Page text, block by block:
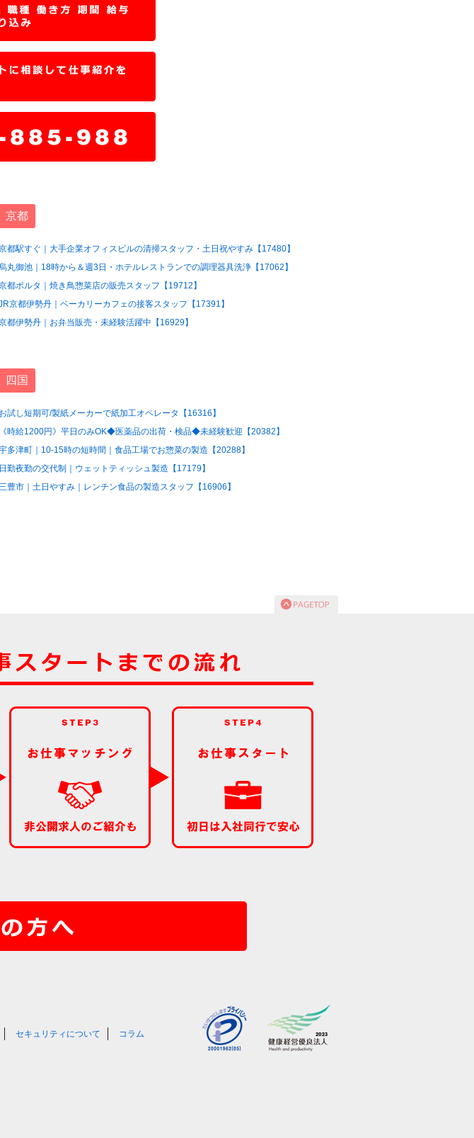
京都
都駅すぐ｜大手企業オフィスビルの清掃スタッフ・土日祝やすみ【17480】
丸御池｜18時から＆週3日・ホテルレストランでの調理器具洗浄【17062】
都ポルタ｜焼き鳥惣菜店の販売スタッフ【19712】
京都伊勢丹｜ベーカリーカフェの接客スタッフ【17391】
都伊勢丹｜お弁当販売・未経験活躍中【16929】
四国
お試し短期可/製紙メーカーで紙加工オペレータ【16316】
《時給1200円》平日のみOK◆医薬品の出荷・検品◆未経験歓迎【20382】
多津町｜10-15時の短時間｜食品工場でお惣菜の製造【20288】
日勤夜勤の交代制｜ウェットティッシュ製造【17179】
豊市｜土日やすみ｜レンチン食品の製造スタッフ【16906】
セキュリティについて コラム